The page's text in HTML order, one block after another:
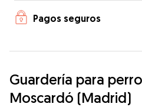
Pagos seguros
Guardería para
Moscardó (Madrid)